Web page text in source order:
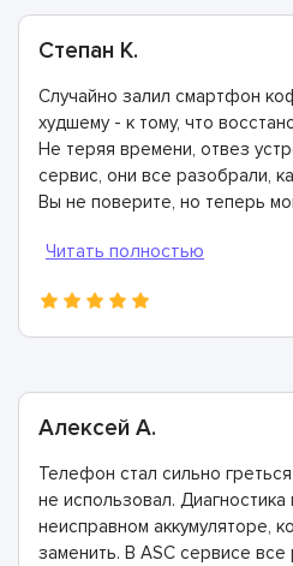
Степан К.
Случайно залил смартфон
худшему - к тому, что
Не теряя времени, отвез
сервис, они все разобрали,
Вы не поверите, но теперь
Алексей А.
Телефон стал сильно
не использовал.
неисправном аккумуляторе,
заменить. В ASC сервисе